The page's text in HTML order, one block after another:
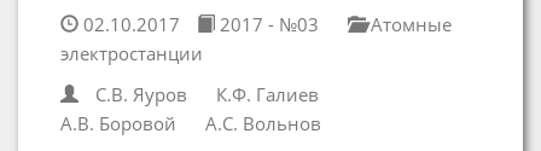
02.10.2017 2017 - №03
Атомные
электростанции
С.В. Яуров
К.Ф. Галиев
А.В. Боровой
А.С. Вольнов